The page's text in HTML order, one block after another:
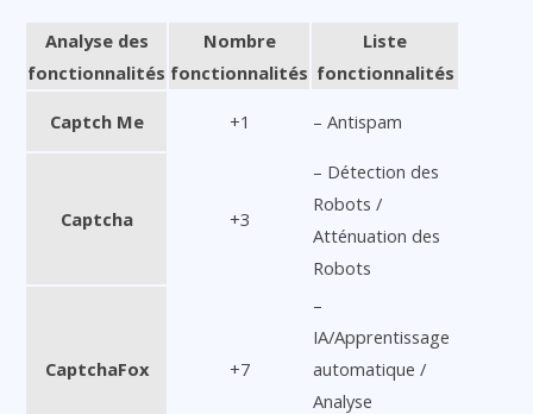
Analyse des
fonctionnalités
Nombre
fonctionnalités
Liste
fonctionnalités
Captch Me +1 – Antispam
Captcha +3
– Détection des
Robots /
Atténuation des
Robots
CaptchaFox +7
–
IA/Apprentissage
automatique /
Analyse